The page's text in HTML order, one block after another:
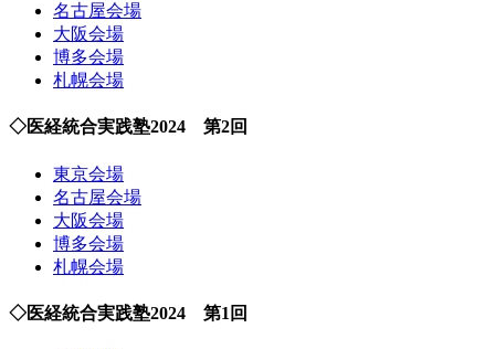
名古屋会場
大阪会場
博多会場
札幌会場
◇医経統合実践塾2024 第2回
東京会場
名古屋会場
大阪会場
博多会場
札幌会場
◇医経統合実践塾2024 第1回